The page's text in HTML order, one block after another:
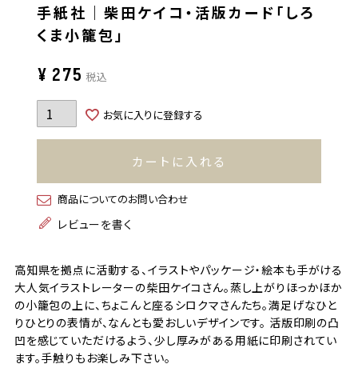
手紙社｜柴田ケイコ・活版カード「しろ
くま小籠包」
¥ 275 税込
お気に入りに登録する
カートに入れる
商品についてのお問い合わせ
レビューを書く
高知県を拠点に活動する、イラストやパッケージ・絵本も手がける
大人気イラストレーターの柴田ケイコさん。蒸し上がりほっかほか
の小籠包の上に、ちょこんと座るシロクマさんたち。満足げなひと
りひとりの表情が、なんとも愛おしいデザインです。 活版印刷の凸
凹を感じていただけるよう、少し厚みがある用紙に印刷されてい
ます。手触りもお楽しみ下さい。